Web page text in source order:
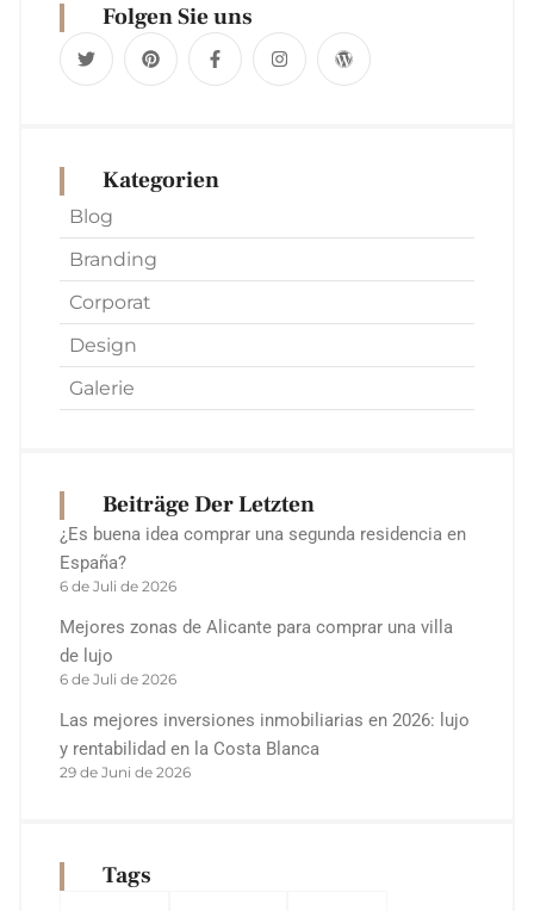
Folgen Sie uns
Kategorien
Blog
Branding
Corporat
Design
Galerie
Beiträge Der Letzten
¿Es buena idea comprar una segunda residencia en
España?
6 de Juli de 2026
Mejores zonas de Alicante para comprar una villa
de lujo
6 de Juli de 2026
Las mejores inversiones inmobiliarias en 2026: lujo
y rentabilidad en la Costa Blanca
29 de Juni de 2026
Tags